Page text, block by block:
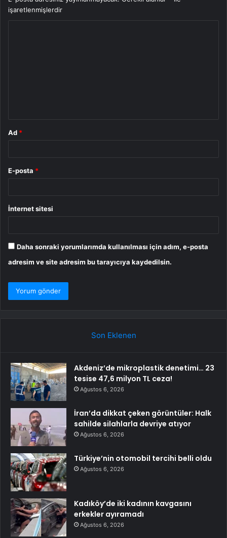
işaretlenmişlerdir
Ad *
E-posta *
İnternet sitesi
Daha sonraki yorumlarımda kullanılması için adım, e-posta
adresim ve site adresim bu tarayıcıya kaydedilsin.
Son Eklenen
Akdeniz’de mikroplastik denetimi… 23
tesise 47,6 milyon TL ceza!
Ağustos 6, 2026
İran’da dikkat çeken görüntüler: Halk
sahilde silahlarla devriye atıyor
Ağustos 6, 2026
Türkiye’nin otomobil tercihi belli oldu
Ağustos 6, 2026
Kadıköy’de iki kadının kavgasını
erkekler ayıramadı
Ağustos 6, 2026